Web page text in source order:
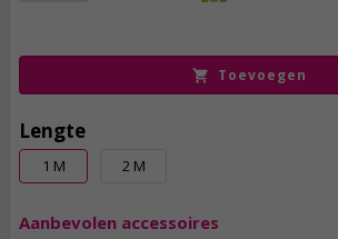
Toevoegen
Lengte
1 M 2 M
Aanbevolen accessoires